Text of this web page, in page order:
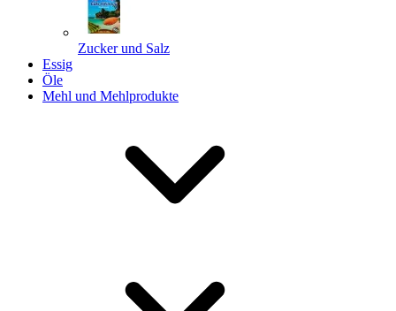
Zucker und Salz
Essig
Öle
Mehl und Mehlprodukte